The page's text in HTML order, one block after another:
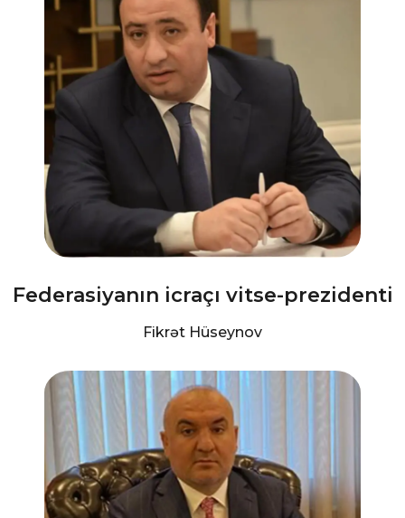
Federasiyanın icraçı vitse-prezidenti
Fikrət Hüseynov